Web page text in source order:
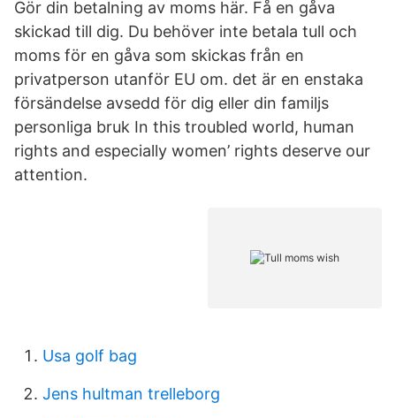
Gör din betalning av moms här. Få en gåva
skickad till dig. Du behöver inte betala tull och
moms för en gåva som skickas från en
privatperson utanför EU om. det är en enstaka
försändelse avsedd för dig eller din familjs
personliga bruk In this troubled world, human
rights and especially women’ rights deserve our
attention.
Usa golf bag
Jens hultman trelleborg